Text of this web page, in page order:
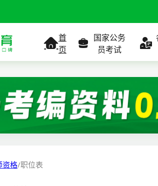
首
页
国家公务
员考试
考试公告
职位表
公务员课
考试公告
职位表
考试
职
资格/职位表